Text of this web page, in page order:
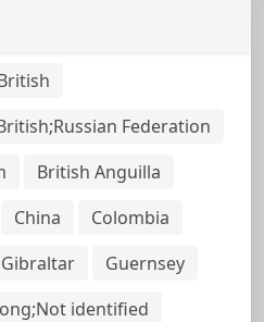
Federation
British Anguilla
China
Colombia
Gibraltar
Guernsey
identified